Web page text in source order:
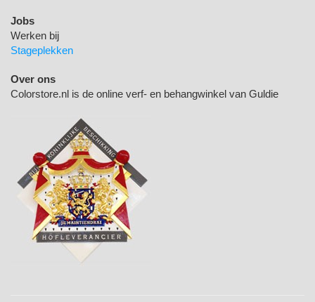
Jobs
Werken bij
Stageplekken
Over ons
Colorstore.nl is de online verf- en behangwinkel van Guldie